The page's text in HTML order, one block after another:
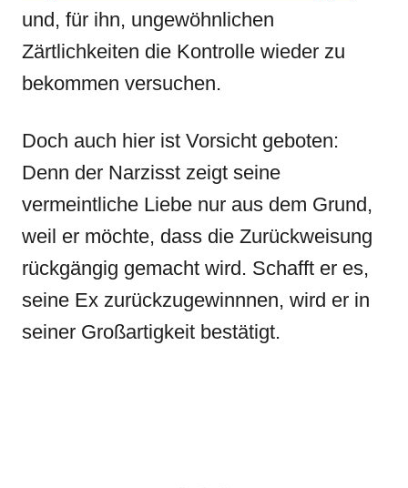
und, für ihn, ungewöhnlichen
Zärtlichkeiten die Kontrolle wieder zu
bekommen versuchen.
Doch auch hier ist Vorsicht geboten:
Denn der Narzisst zeigt seine
vermeintliche Liebe nur aus dem Grund,
weil er möchte, dass die Zurückweisung
rückgängig gemacht wird. Schafft er es,
seine Ex zurückzugewinnnen, wird er in
seiner Großartigkeit bestätigt.